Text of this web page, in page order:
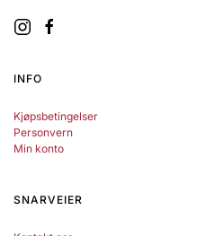
INFO
Kjøpsbetingelser
Personvern
Min konto
SNARVEIER